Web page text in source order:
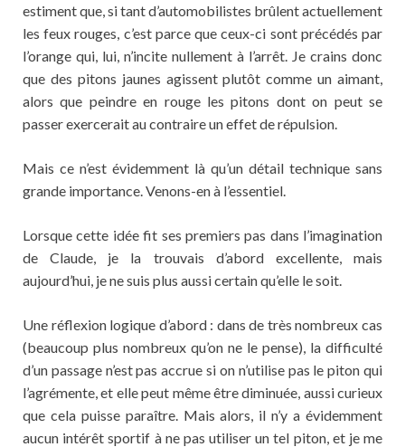
estiment que, si tant d’automobilistes brûlent actuellement
les feux rouges, c’est parce que ceux-ci sont précédés par
l’orange qui, lui, n’incite nullement à l’arrêt. Je crains donc
que des pitons jaunes agissent plutôt comme un aimant,
alors que peindre en rouge les pitons dont on peut se
passer exercerait au contraire un effet de répulsion.
Mais ce n’est évidemment là qu’un détail technique sans
grande importance. Venons-en à l’essentiel.
Lorsque cette idée fit ses premiers pas dans l’imagination
de Claude, je la trouvais d’abord excellente, mais
aujourd’hui, je ne suis plus aussi certain qu’elle le soit.
Une réflexion logique d’abord : dans de très nombreux cas
(beaucoup plus nombreux qu’on ne le pense), la difficulté
d’un passage n’est pas accrue si on n’utilise pas le piton qui
l’agrémente, et elle peut même être diminuée, aussi curieux
que cela puisse paraître. Mais alors, il n’y a évidemment
aucun intérêt sportif à ne pas utiliser un tel piton, et je me